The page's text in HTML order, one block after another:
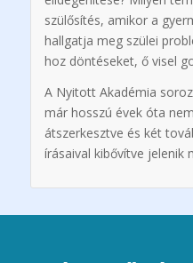
szülősítés, amikor a
hallgatja meg szülei
hoz döntéseket, ő visel
A Nyitott Akadémia
már hosszú évek óta
átszerkesztve és két
írásaival kibővítve jelenik